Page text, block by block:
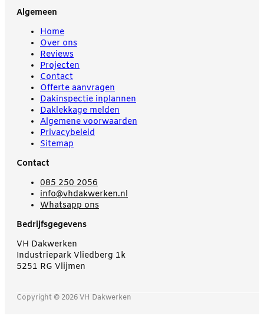
Algemeen
Home
Over ons
Reviews
Projecten
Contact
Offerte aanvragen
Dakinspectie inplannen
Daklekkage melden
Algemene voorwaarden
Privacybeleid
Sitemap
Contact
085 250 2056
info@vhdakwerken.nl
Whatsapp ons
Bedrijfsgegevens
VH Dakwerken
Industriepark Vliedberg 1k
5251 RG Vlijmen
Copyright © 2026 VH Dakwerken